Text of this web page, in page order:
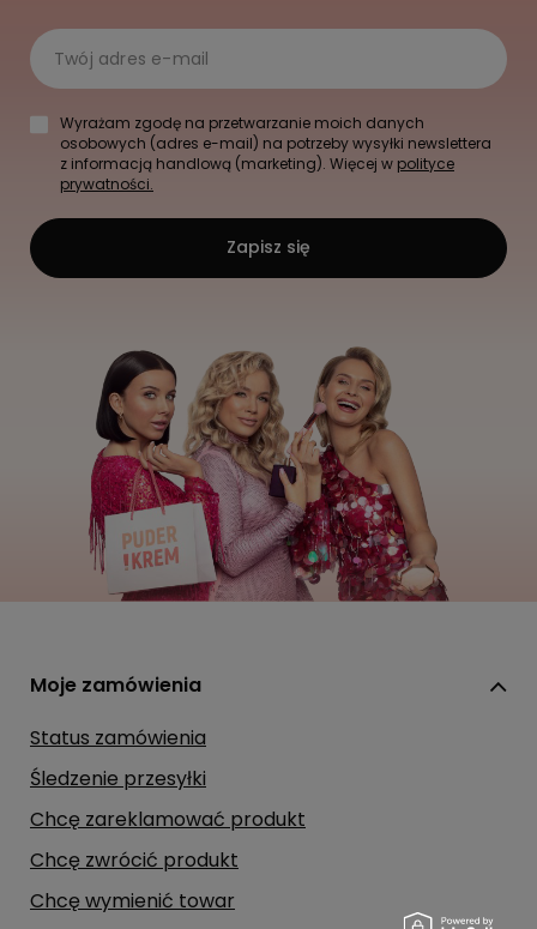
Twój adres e-mail
Wyrażam zgodę na przetwarzanie moich danych
osobowych (adres e-mail) na potrzeby wysyłki newslettera
z informacją handlową (marketing). Więcej w polityce
prywatności.
Zapisz się
Moje zamówienia
Status zamówienia
Śledzenie przesyłki
Chcę zareklamować produkt
Chcę zwrócić produkt
Chcę wymienić towar